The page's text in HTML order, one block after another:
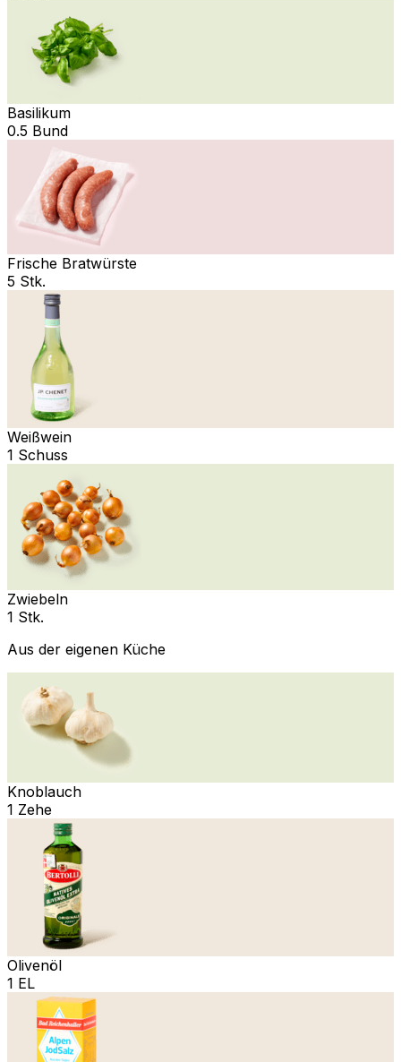
Basilikum
0.5 Bund
Frische Bratwürste
5 Stk.
Weißwein
1 Schuss
Zwiebeln
1 Stk.
Aus der eigenen Küche
Knoblauch
1 Zehe
Olivenöl
1 EL